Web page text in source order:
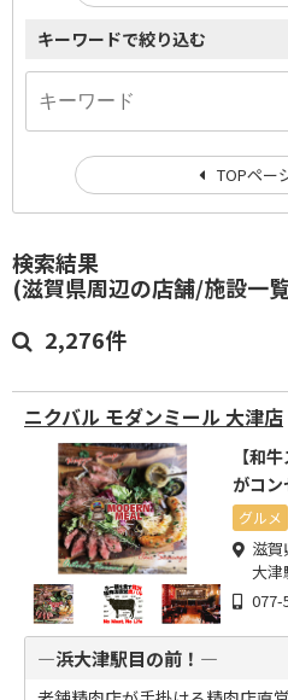
検索結果
(滋賀県周辺の店舗/施設一覧
2,276件
ニクバル モダンミール 大津店
【和
がコ
グルメ
滋
大津
077-
―浜大津駅目の前！―
キーワードで絞り込む
TOPペー